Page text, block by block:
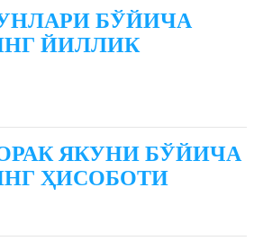
БЎЙИЧА
ЙИЛЛИК
ЯКУНИ БЎЙИЧА
ҲИСОБОТИ